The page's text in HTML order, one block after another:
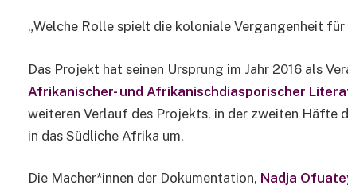
„Welche Rolle spielt die koloniale Vergangenheit
Das Projekt hat seinen Ursprung im Jahr 2016 als
Afrikanischer- und Afrikanischdiasporischer
weiteren Verlauf des Projekts, in der zweiten Häfte
in das Südliche Afrika um.
Die Macher*innen der Dokumentation, Nadja